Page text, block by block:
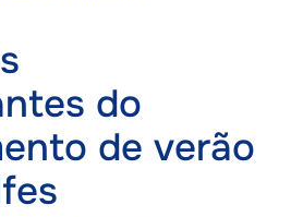
do
de verão